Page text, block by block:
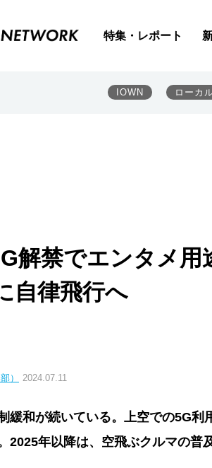
特集・レポート
IOWN ローカ
解禁でエンタメ
自律飛行へ
） 2024.07.11
緩和が続いている。上空での5G
2025年以降は、空飛ぶクルマの普